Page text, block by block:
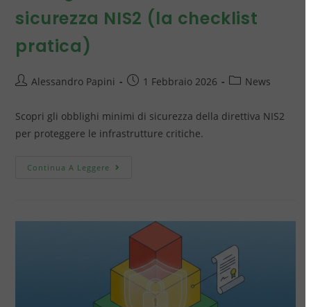
sicurezza NIS2 (la checklist
pratica)
Alessandro Papini 1 Febbraio 2026 News
Scopri gli obblighi minimi di sicurezza della direttiva NIS2
per proteggere le infrastrutture critiche.
Continua A Leggere